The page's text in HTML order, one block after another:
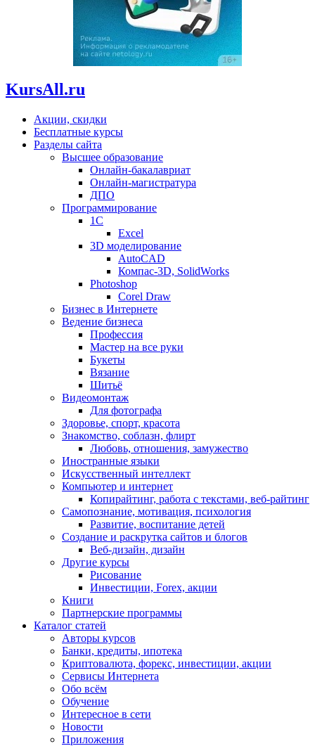
KursAll.ru
Акции, скидки
Бесплатные курсы
Разделы сайта
Высшее образование
Онлайн-бакалавриат
Онлайн-магистратура
ДПО
Программирование
1С
Excel
3D моделирование
AutoCAD
Компас-3D, SolidWorks
Photoshop
Corel Draw
Бизнес в Интернете
Ведение бизнеса
Профессия
Мастер на все руки
Букеты
Вязание
Шитьё
Видеомонтаж
Для фотографа
Здоровье, спорт, красота
Знакомство, соблазн, флирт
Любовь, отношения, замужество
Иностранные языки
Искусственный интеллект
Компьютер и интернет
Копирайтинг, работа с текстами, веб-райтинг
Самопознание, мотивация, психология
Развитие, воспитание детей
Создание и раскрутка сайтов и блогов
Веб-дизайн, дизайн
Другие курсы
Рисование
Инвестиции, Forex, акции
Книги
Партнерские программы
Каталог статей
Авторы курсов
Банки, кредиты, ипотека
Криптовалюта, форекс, инвестиции, акции
Сервисы Интернета
Обо всём
Обучение
Интересное в сети
Новости
Приложения